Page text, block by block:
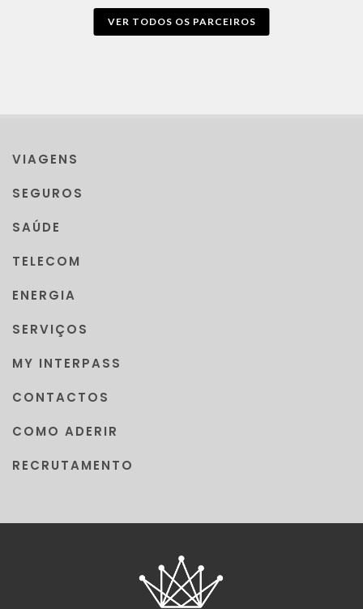
VER TODOS OS PARCEIROS
VIAGENS
SEGUROS
SAÚDE
TELECOM
ENERGIA
SERVIÇOS
MY INTERPASS
CONTACTOS
COMO ADERIR
RECRUTAMENTO